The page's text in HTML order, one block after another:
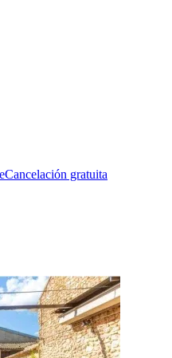
Cancelación gratuita